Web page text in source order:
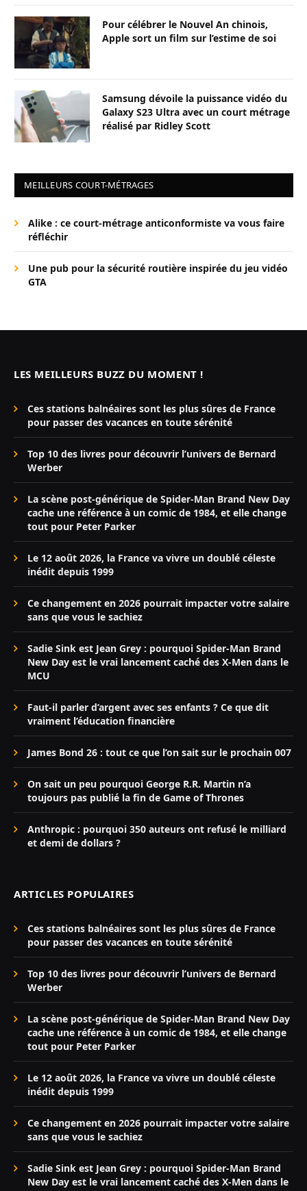
Pour célébrer le Nouvel An chinois,
Apple sort un film sur l’estime de soi
Samsung dévoile la puissance vidéo du
Galaxy S23 Ultra avec un court métrage
réalisé par Ridley Scott
MEILLEURS COURT-MÉTRAGES
Alike : ce court-métrage anticonformiste va vous faire
réfléchir
Une pub pour la sécurité routière inspirée du jeu vidéo
GTA
LES MEILLEURS BUZZ DU MOMENT !
Ces stations balnéaires sont les plus sûres de France
pour passer des vacances en toute sérénité
Top 10 des livres pour découvrir l’univers de Bernard
Werber
La scène post-générique de Spider-Man Brand New Day
cache une référence à un comic de 1984, et elle change
tout pour Peter Parker
Le 12 août 2026, la France va vivre un doublé céleste
inédit depuis 1999
Ce changement en 2026 pourrait impacter votre salaire
sans que vous le sachiez
Sadie Sink est Jean Grey : pourquoi Spider-Man Brand
New Day est le vrai lancement caché des X-Men dans le
MCU
Faut-il parler d’argent avec ses enfants ? Ce que dit
vraiment l’éducation financière
James Bond 26 : tout ce que l’on sait sur le prochain 007
On sait un peu pourquoi George R.R. Martin n’a
toujours pas publié la fin de Game of Thrones
Anthropic : pourquoi 350 auteurs ont refusé le milliard
et demi de dollars ?
ARTICLES POPULAIRES
Ces stations balnéaires sont les plus sûres de France
pour passer des vacances en toute sérénité
Top 10 des livres pour découvrir l’univers de Bernard
Werber
La scène post-générique de Spider-Man Brand New Day
cache une référence à un comic de 1984, et elle change
tout pour Peter Parker
Le 12 août 2026, la France va vivre un doublé céleste
inédit depuis 1999
Ce changement en 2026 pourrait impacter votre salaire
sans que vous le sachiez
Sadie Sink est Jean Grey : pourquoi Spider-Man Brand
New Day est le vrai lancement caché des X-Men dans le